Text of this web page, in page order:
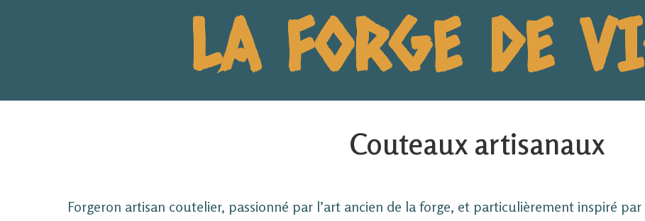
LA FORGE DE
Couteaux artisanaux
Forgeron artisan coutelier, passionné par l’art ancien de la forge, et particulièrement inspiré par